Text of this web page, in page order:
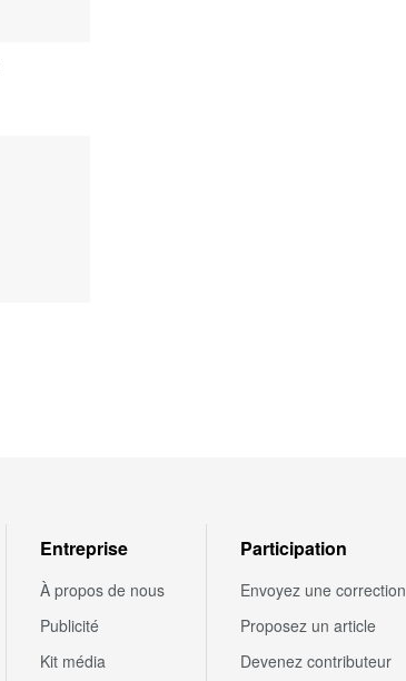
Entreprise
À propos de nous
Publicité
Kit média
Participation
Envoyez une correction
Proposez un article
Devenez contributeur